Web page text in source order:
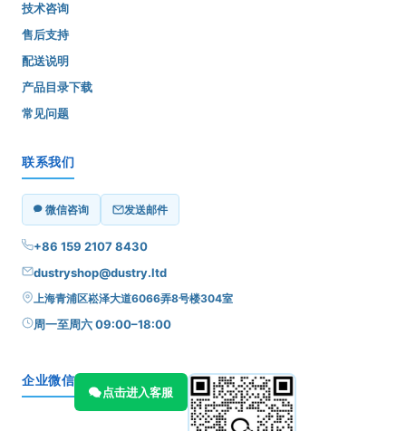
技术咨询
售后支持
配送说明
产品目录下载
常见问题
联系我们
微信咨询 发送邮件
+86 159 2107 8430
dustryshop@dustry.ltd
上海青浦区崧泽大道6066弄8号楼304室
周一至周六 09:00–18:00
企业微信
点击进入客服